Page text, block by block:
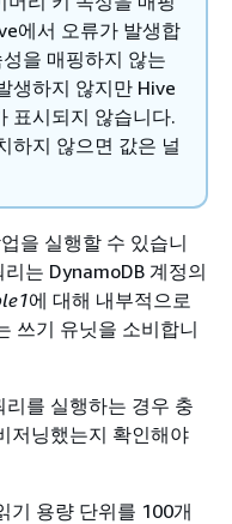
에서 오류가 발생합
을 매핑하지 않는
생하지 않지만 Hive
표시되지 않습니다.
하지 않으면 값은 널
을 실행할 수 있습니
는 DynamoDB 계정의
에 대해 내부적으로
쓰기 유닛을 소비합니
를 실행하는 경우 충
저닝했는지 확인해야
기 용량 단위를 100개